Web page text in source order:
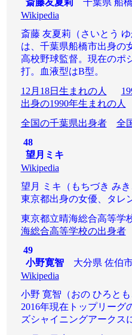
斎藤友夏莉千葉県 船橋
Wikipedia
斎藤 友夏莉（さいとう ゆ
は、千葉県船橋市出身の
高校野球監督。現在のポ
打。血液型はB型。
12月18日生まれの人
出身の1990年生まれの人
全国の千葉県出身者
全
48
望月ミキ
Wikipedia
望月 ミキ（もちづき みき
東京都出身の女優、タレ
東京都立晴海総合高等
海総合高等学校の出身者
49
小野寛智大分県 佐伯
Wikipedia
小野 寛智（おの ひろとも
2016年現在トップリーグ
ズシャイニングアークス